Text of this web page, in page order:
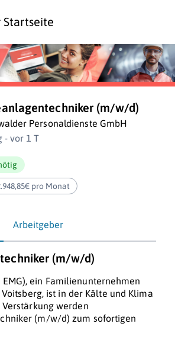
Startseite
(m/w/d)
Personaldienste GmbH
- vor 1 T
pro Monat
Arbeitgeber
(m/w/d)
EMG), ein Familienunternehmen
ist in der Kälte und Klima
werden
(m/w/d) zum sofortigen